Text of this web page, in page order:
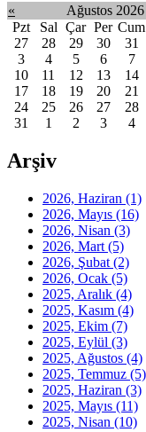
« Ağustos 2026
Pzt
Sal Çar Per Cum
27
28 29 30 31
3
4 5 6 7
10
11 12 13 14
17
18 19 20 21
24
25 26 27 28
31
1 2 3 4
Arşiv
2026, Haziran (1)
2026, Mayıs (16)
2026, Nisan (3)
2026, Mart (5)
2026, Şubat (2)
2026, Ocak (5)
2025, Aralık (4)
2025, Kasım (4)
2025, Ekim (7)
2025, Eylül (3)
2025, Ağustos (4)
2025, Temmuz (5)
2025, Haziran (3)
2025, Mayıs (11)
2025, Nisan (10)